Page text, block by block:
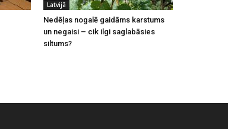
Latvijā
Nedēļas nogalē gaidāms karstums
un negaisi – cik ilgi saglabāsies
siltums?